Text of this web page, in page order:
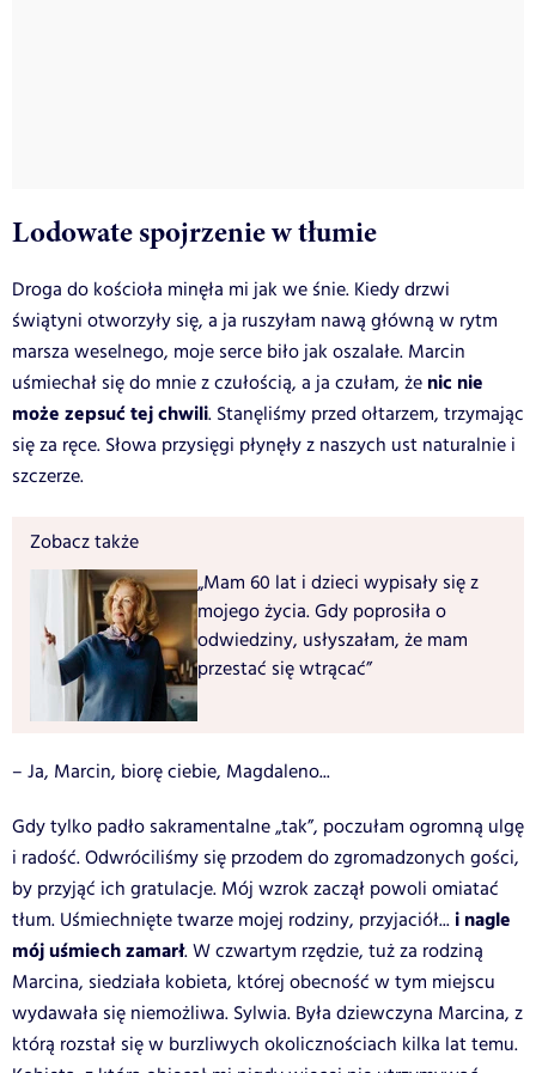
Lodowate spojrzenie w tłumie
Droga do kościoła minęła mi jak we śnie. Kiedy drzwi
świątyni otworzyły się, a ja ruszyłam nawą główną w rytm
marsza weselnego, moje serce biło jak oszalałe. Marcin
uśmiechał się do mnie z czułością, a ja czułam, że nic nie
może zepsuć tej chwili. Stanęliśmy przed ołtarzem, trzymając
się za ręce. Słowa przysięgi płynęły z naszych ust naturalnie i
szczerze.
Zobacz także
„Mam 60 lat i dzieci wypisały się z
mojego życia. Gdy poprosiła o
odwiedziny, usłyszałam, że mam
przestać się wtrącać”
– Ja, Marcin, biorę ciebie, Magdaleno...
Gdy tylko padło sakramentalne „tak”, poczułam ogromną ulgę
i radość. Odwróciliśmy się przodem do zgromadzonych gości,
by przyjąć ich gratulacje. Mój wzrok zaczął powoli omiatać
tłum. Uśmiechnięte twarze mojej rodziny, przyjaciół... i nagle
mój uśmiech zamarł. W czwartym rzędzie, tuż za rodziną
Marcina, siedziała kobieta, której obecność w tym miejscu
wydawała się niemożliwa. Sylwia. Była dziewczyna Marcina, z
którą rozstał się w burzliwych okolicznościach kilka lat temu.